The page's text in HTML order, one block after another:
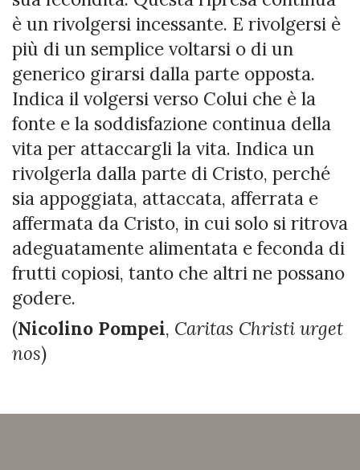
è un rivolgersi incessante. E rivolgersi è
più di un semplice voltarsi o di un
generico girarsi dalla parte opposta.
Indica il volgersi verso Colui che è la
fonte e la soddisfazione continua della
vita per attaccargli la vita. Indica un
rivolgerla dalla parte di Cristo, perché
sia appoggiata, attaccata, afferrata e
affermata da Cristo, in cui solo si ritrova
adeguatamente alimentata e feconda di
frutti copiosi, tanto che altri ne possano
godere.
(Nicolino Pompei, Caritas Christi urget
nos)